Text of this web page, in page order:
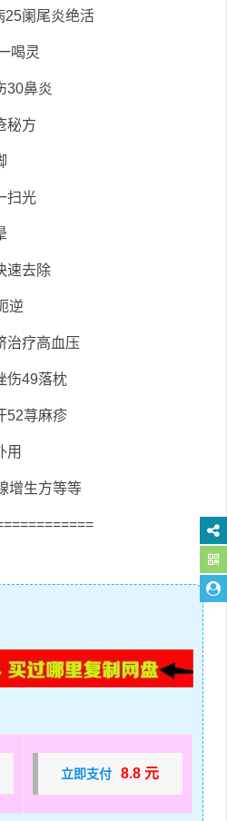
25阑尾炎绝活
喝灵
30鼻炎
秘方
扫光
速去除
逆
治疗高血压
伤49落枕
52荨麻疹
用
增生方等等
立即支付 8.8 元